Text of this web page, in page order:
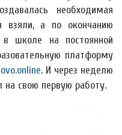
необходимая
взяли, а по окончанию
школе на постоянной
платформу
. И через неделю
свою первую работу.